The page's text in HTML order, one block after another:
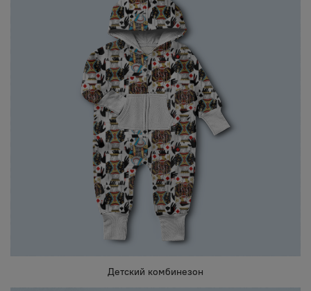
Детский комбинезон